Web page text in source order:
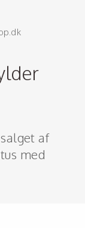
af
med